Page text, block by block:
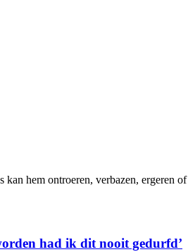
hem ontroeren, verbazen, ergeren
had ik dit nooit gedurfd’